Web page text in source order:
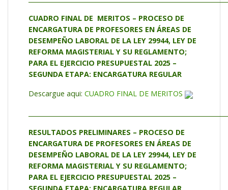
CUADRO FINAL DE MERITOS – PROCESO DE
ENCARGATURA DE PROFESORES EN ÁREAS DE
DESEMPEÑO LABORAL DE LA LEY 29944, LEY DE
REFORMA MAGISTERIAL Y SU REGLAMENTO;
PARA EL EJERCICIO PRESUPUESTAL 2025 –
SEGUNDA ETAPA: ENCARGATURA REGULAR
Descargue aqui: CUADRO FINAL DE MERITOS
RESULTADOS PRELIMINARES – PROCESO DE
ENCARGATURA DE PROFESORES EN ÁREAS DE
DESEMPEÑO LABORAL DE LA LEY 29944, LEY DE
REFORMA MAGISTERIAL Y SU REGLAMENTO;
PARA EL EJERCICIO PRESUPUESTAL 2025 –